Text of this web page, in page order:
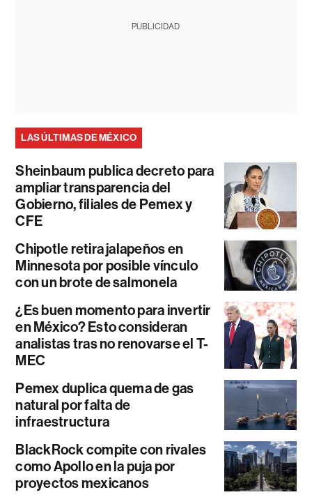
PUBLICIDAD
LAS ÚLTIMAS DE MÉXICO
Sheinbaum publica decreto para
ampliar transparencia del
Gobierno, filiales de Pemex y
CFE
Chipotle retira jalapeños en
Minnesota por posible vínculo
con un brote de salmonela
¿Es buen momento para invertir
en México? Esto consideran
analistas tras no renovarse el T-
MEC
Pemex duplica quema de gas
natural por falta de
infraestructura
BlackRock compite con rivales
como Apollo en la puja por
proyectos mexicanos